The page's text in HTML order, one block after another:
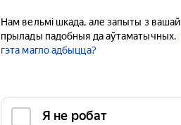
Нам вельмі шкада, але запыты з вашай
прылады падобныя да аўтаматычных.
гэта магло адбыцца?
Я не робат